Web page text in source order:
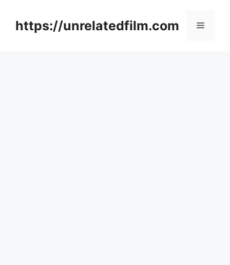
contenthttps://unrelatedfilm.com Menu